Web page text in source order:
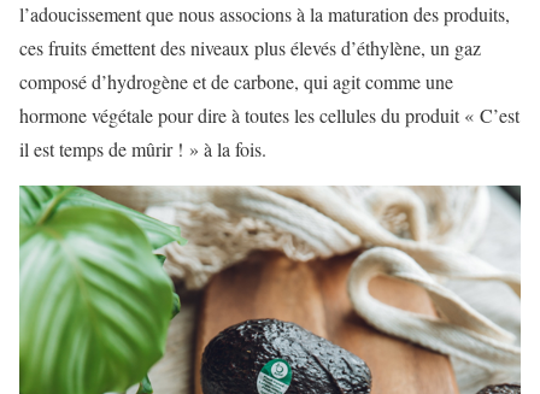
l’adoucissement que nous associons à la maturation des produits,
ces fruits émettent des niveaux plus élevés d’éthylène, un gaz
composé d’hydrogène et de carbone, qui agit comme une
hormone végétale pour dire à toutes les cellules du produit « C’est
il est temps de mûrir ! » à la fois.